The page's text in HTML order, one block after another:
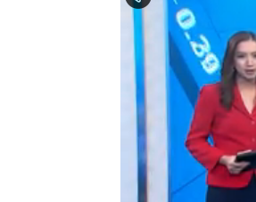
menolak dengan
perintah
Simak informasi
ini.